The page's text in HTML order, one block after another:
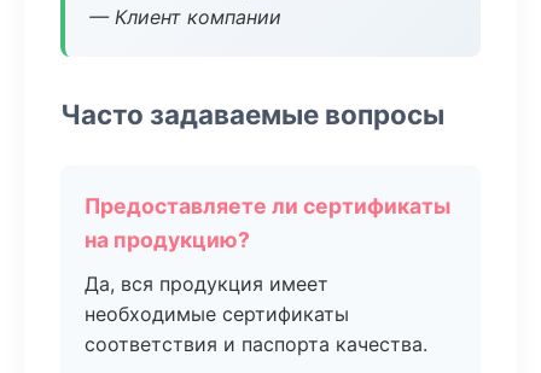
— Клиент компании
Часто задаваемые вопросы
Предоставляете ли сертификаты
на продукцию?
Да, вся продукция имеет
необходимые сертификаты
соответствия и паспорта качества.